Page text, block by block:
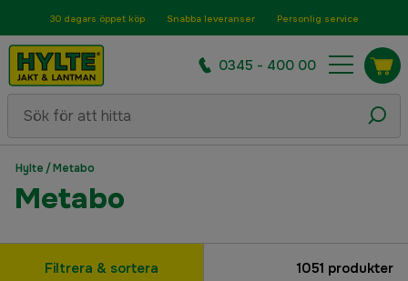
30 dagars öppet köp Snabba leveranser Personlig service
0345 - 400 00
Hylte /Metabo
Metabo
Filtrera & sortera 1051 produkter